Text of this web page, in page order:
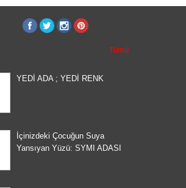
Tümü
YEDİ ADA ; YEDİ RENK
İçinizdeki Çocuğun Suya
Yansıyan Yüzü: SYMI ADASI